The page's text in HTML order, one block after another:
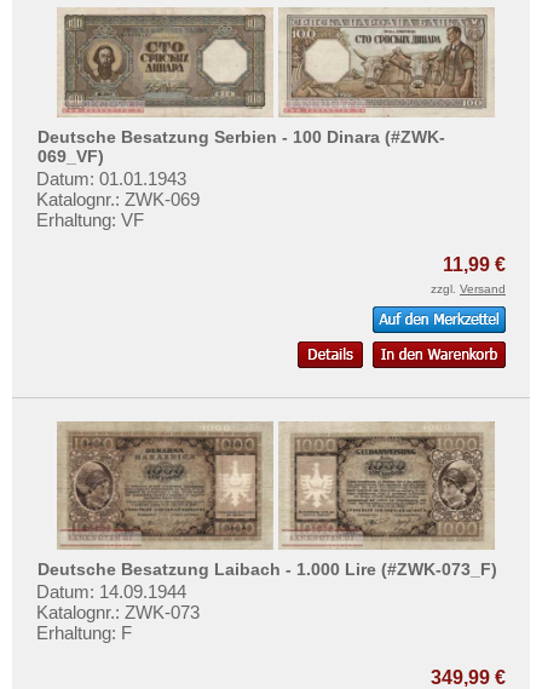
Deutsche Besatzung Serbien - 100 Dinara (#ZWK-
069_VF)
Datum: 01.01.1943
Katalognr.: ZWK-069
Erhaltung: VF
11,99 €
zzgl. Versand
Deutsche Besatzung Laibach - 1.000 Lire (#ZWK-073_F)
Datum: 14.09.1944
Katalognr.: ZWK-073
Erhaltung: F
349,99 €